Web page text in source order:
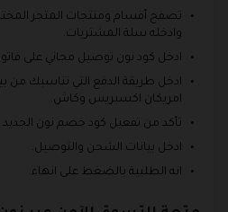
تصفح أقسام ومنتجات المتجر
وادخله سلة المشتريات.
ادخل كود نون توصيل مجاني على
ادخل طريقة الدفع التي تناسبك من
امريكان اكسبريس وكاش.
تأكد من تفعيل كود خصم نون الجديد .
ادخل بيانات الشحن والتوصيل.
انه الطلبية بالضغط على انهاء.